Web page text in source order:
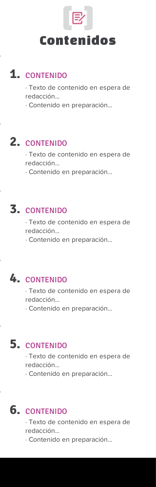
Contenidos
1. CONTENIDO
· Texto de contenido en espera de
redacción...
· Contenido en preparación...
2. CONTENIDO
· Texto de contenido en espera de
redacción...
· Contenido en preparación...
3. CONTENIDO
· Texto de contenido en espera de
redacción...
· Contenido en preparación...
4. CONTENIDO
· Texto de contenido en espera de
redacción...
· Contenido en preparación...
5. CONTENIDO
· Texto de contenido en espera de
redacción...
· Contenido en preparación...
6. CONTENIDO
· Texto de contenido en espera de
redacción...
· Contenido en preparación...